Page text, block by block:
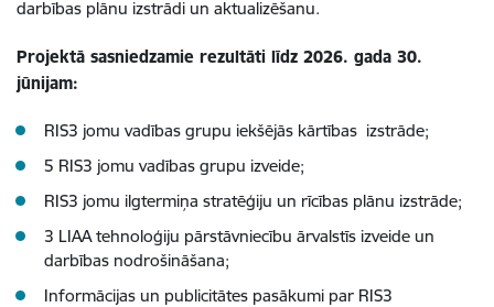
darbības plānu izstrādi un aktualizēšanu.
Projektā sasniedzamie rezultāti līdz 2026. gada 30.
jūnijam:
RIS3 jomu vadības grupu iekšējās kārtības izstrāde;
5 RIS3 jomu vadības grupu izveide;
RIS3 jomu ilgtermiņa stratēģiju un rīcības plānu izstrāde;
3 LIAA tehnoloģiju pārstāvniecību ārvalstīs izveide un
darbības nodrošināšana;
Informācijas un publicitātes pasākumi par RIS3